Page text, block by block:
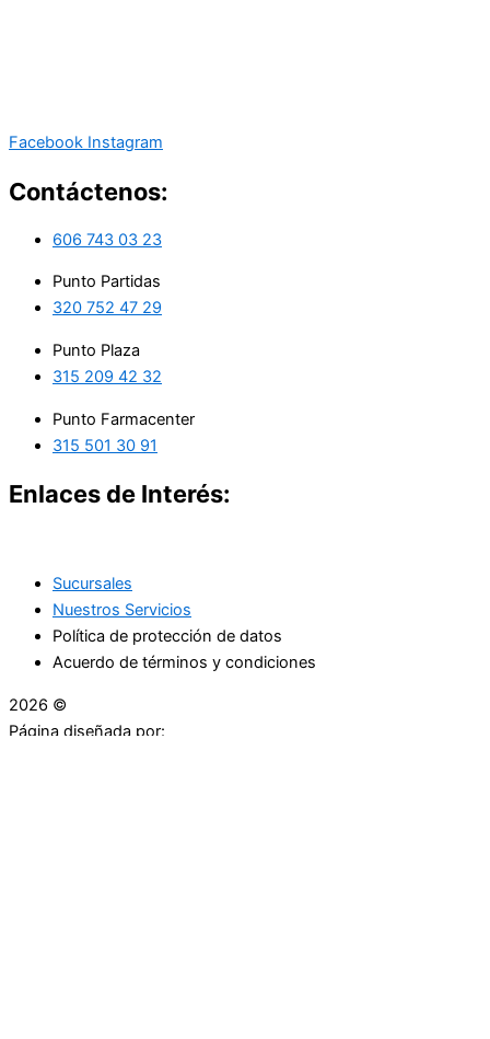
Facebook Instagram
Contáctenos:
606 743 03 23
Punto Partidas
320 752 47 29
Punto Plaza
315 209 42 32
Punto Farmacenter
315 501 30 91
Enlaces de Interés:
Sucursales
Nuestros Servicios
Política de protección de datos
Acuerdo de términos y condiciones
2026 ©
Página diseñada por: